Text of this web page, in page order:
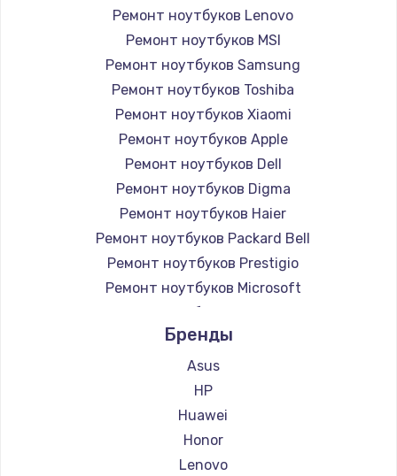
Ремонт ноутбуков Lenovo
Ремонт ноутбуков MSI
Ремонт ноутбуков Samsung
Ремонт ноутбуков Toshiba
Ремонт ноутбуков Xiaomi
Ремонт ноутбуков Apple
Ремонт ноутбуков Dell
Ремонт ноутбуков Digma
Ремонт ноутбуков Haier
Ремонт ноутбуков Packard Bell
Ремонт ноутбуков Prestigio
Ремонт ноутбуков Microsoft
Ремонт ноутбуков Alienware
Ремонт ноутбуков Aquarius
Ремонт ноутбуков Gigabyte
Ремонт ноутбуков Aorus
Ремонт ноутбуков Maibenben
Ремонт ноутбуков Getac
Ремонт ноутбуков Epson
Бренды
Asus
HP
Huawei
Honor
Lenovo